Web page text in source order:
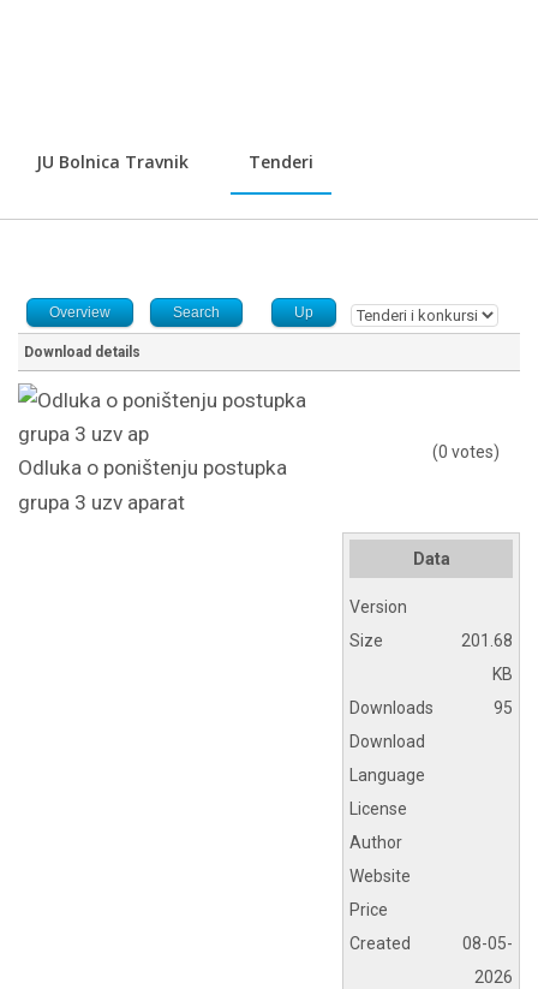
JU Bolnica Travnik Tenderi
Overview Search Up
Download details
Odluka o poništenju postupka
grupa 3 uzv aparat
(0 votes)
Data
Version
Size
201.68
KB
Downloads
95
Download
Language
License
Author
Website
Price
Created
08-05-
2026